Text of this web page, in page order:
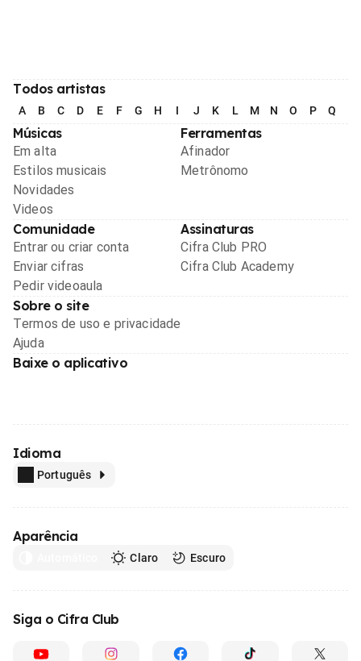
Todos artistas
A B C D E F G H I J K L M N O P Q
Músicas
Em alta
Estilos musicais
Novidades
Videos
Ferramentas
Afinador
Metrônomo
Comunidade
Entrar ou criar conta
Enviar cifras
Pedir videoaula
Assinaturas
Cifra Club PRO
Cifra Club Academy
Sobre o site
Termos de uso e privacidade
Ajuda
Baixe o aplicativo
Idioma
Português
Aparência
Claro Escuro
Siga o Cifra Club